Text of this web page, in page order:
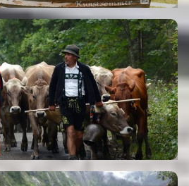
REGIONEN
ORTE
EVENTS
REISEFÜHRER